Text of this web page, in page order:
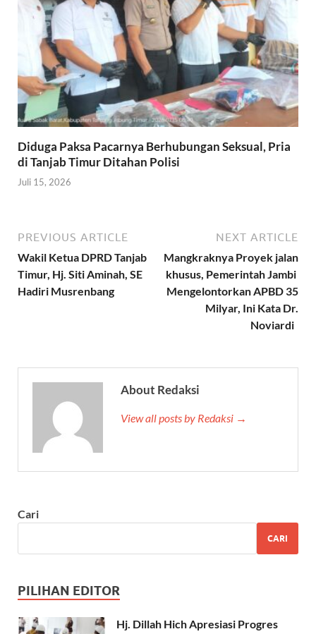
Diduga Paksa Pacarnya Berhubungan Seksual, Pria
di Tanjab Timur Ditahan Polisi
Juli 15, 2026
PREVIOUS ARTICLE
Wakil Ketua DPRD Tanjab
Timur, Hj. Siti Aminah, SE
Hadiri Musrenbang
NEXT ARTICLE
Mangkraknya Proyek jalan
khusus, Pemerintah Jambi
Mengelontorkan APBD 35
Milyar, Ini Kata Dr.
Noviardi
About Redaksi
View all posts by Redaksi →
Cari
CARI
PILIHAN EDITOR
Hj. Dillah Hich Apresiasi Progres